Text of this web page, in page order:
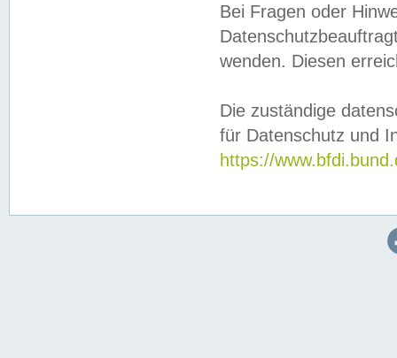
Bei Fragen oder
wenden. Diesen
Die zuständige
für Datenschutz und
https://